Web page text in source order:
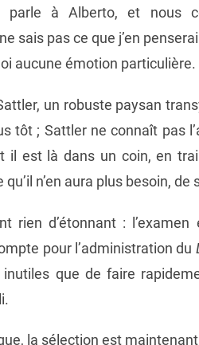
parle à Alberto, et nous
sais pas ce que j’en
aucune émotion particulière.
un robuste paysan
tôt ; Sattler ne connaît pas
il est là dans un coin, en
n’en aura plus besoin, de
rien d’étonnant :
pour l’administration du
que de faire
la sélection est